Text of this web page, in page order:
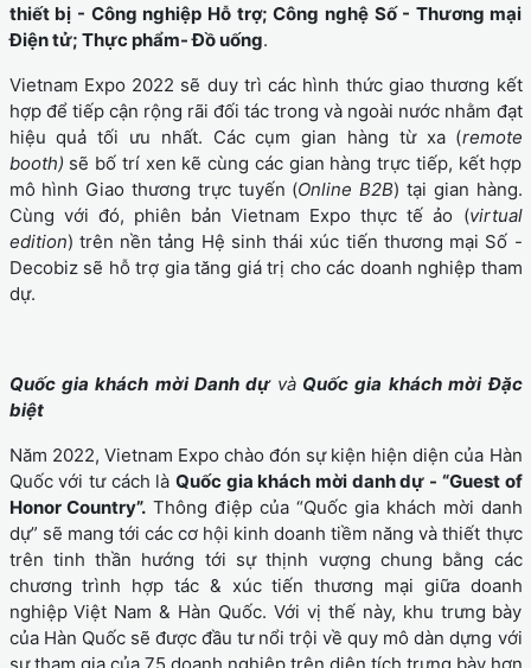
thiết bị - Công nghiệp Hỗ trợ; Công nghệ Số - Thương mại
Điện tử; Thực phẩm- Đồ uống.
Vietnam Expo 2022 sẽ duy trì các hình thức giao thương kết
hợp để tiếp cận rộng rãi đối tác trong và ngoài nước nhằm đạt
hiệu quả tối ưu nhất. Các cụm gian hàng từ xa (remote
booth) sẽ bố trí xen kẽ cùng các gian hàng trực tiếp, kết hợp
mô hình Giao thương trực tuyến (Online B2B) tại gian hàng.
Cùng với đó, phiên bản Vietnam Expo thực tế ảo (virtual
edition) trên nền tảng Hệ sinh thái xúc tiến thương mại Số -
Decobiz sẽ hỗ trợ gia tăng giá trị cho các doanh nghiệp tham
dự.
Quốc gia khách mời Danh dự vàQuốc gia khách mời Đặc
biệt
Năm 2022, Vietnam Expo chào đón sự kiện hiện diện của Hàn
Quốc với tư cách là Quốc gia khách mời danh dự - “Guest of
Honor Country”. Thông điệp của “Quốc gia khách mời danh
dự” sẽ mang tới các cơ hội kinh doanh tiềm năng và thiết thực
trên tinh thần hướng tới sự thịnh vượng chung bằng các
chương trình hợp tác & xúc tiến thương mại giữa doanh
nghiệp Việt Nam & Hàn Quốc. Với vị thế này, khu trưng bày
của Hàn Quốc sẽ được đầu tư nổi trội về quy mô dàn dựng với
sự tham gia của 75 doanh nghiệp trên diện tích trưng bày hơn